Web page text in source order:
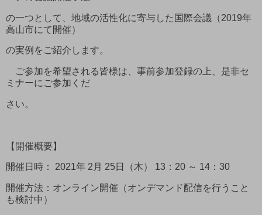
の一つとして、地域の活性化に寄与した国際会議（2019年
高山市にて開催）
の実例をご紹介します。
ご参加を希望される皆様は、事前参加登録の上、是非セ
ミナーにご参加くだ
さい。
【開催概要】
開催日時： 2021年 2月 25日（木） 13：20 ～ 14：30
開催方法：オンライン開催（オンデマンド配信を行うこと
も検討中）